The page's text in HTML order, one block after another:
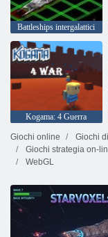
Battleships intergalattici
Kogama: 4 Guerra
Giochi online
Giochi
Giochi strategia on-
WebGL